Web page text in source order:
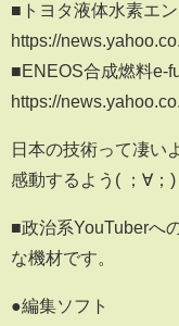
■トヨタ液体水素エ
https://
■ENEOS合成燃料e-
https://
日本の技術って凄い
感動するよう( ；∀；)
■政治系YouTuberへ
な機材です。
●編集ソフト